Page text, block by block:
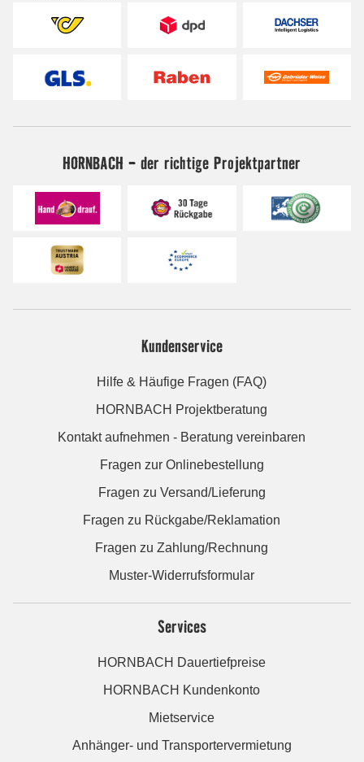
HORNBACH - der richtige Projektpartner
Kundenservice
Hilfe & Häufige Fragen (FAQ)
HORNBACH Projektberatung
Kontakt aufnehmen - Beratung vereinbaren
Fragen zur Onlinebestellung
Fragen zu Versand/Lieferung
Fragen zu Rückgabe/Reklamation
Fragen zu Zahlung/Rechnung
Muster-Widerrufsformular
Services
HORNBACH Dauertiefpreise
HORNBACH Kundenkonto
Mietservice
Anhänger- und Transportervermietung